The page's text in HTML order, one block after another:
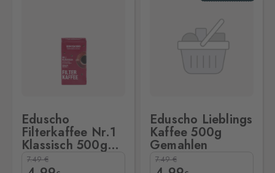
Eduscho
Filterkaffee Nr.1
Klassisch 500g
Gemahlen
7.49€
Eduscho Lieblings
Kaffee 500g
Gemahlen
7.49€